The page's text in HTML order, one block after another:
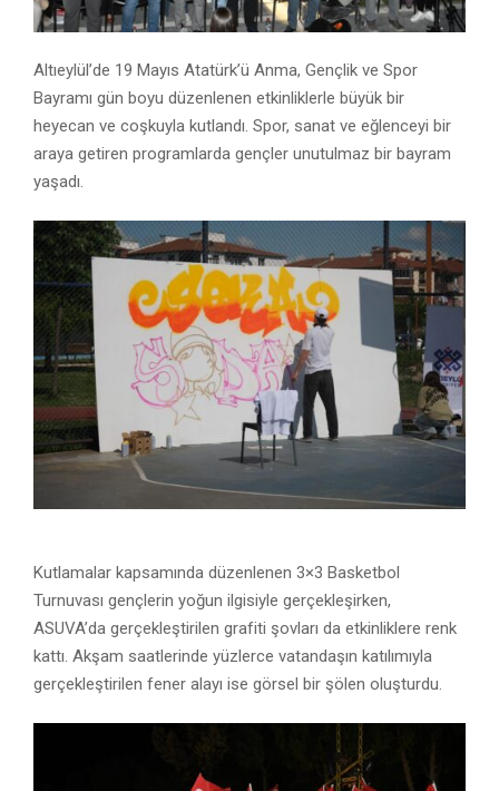
Altıeylül’de 19 Mayıs Atatürk’ü Anma, Gençlik ve Spor
Bayramı gün boyu düzenlenen etkinliklerle büyük bir
heyecan ve coşkuyla kutlandı. Spor, sanat ve eğlenceyi bir
araya getiren programlarda gençler unutulmaz bir bayram
yaşadı.
Kutlamalar kapsamında düzenlenen 3×3 Basketbol
Turnuvası gençlerin yoğun ilgisiyle gerçekleşirken,
ASUVA’da gerçekleştirilen grafiti şovları da etkinliklere renk
kattı. Akşam saatlerinde yüzlerce vatandaşın katılımıyla
gerçekleştirilen fener alayı ise görsel bir şölen oluşturdu.